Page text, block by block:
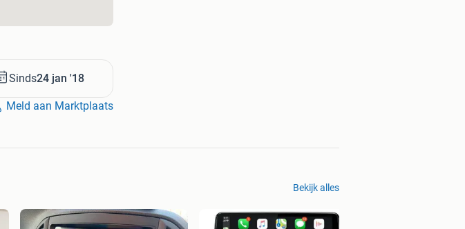
Sinds24 jan '18
Meld aan Marktplaats
Bekijk alles